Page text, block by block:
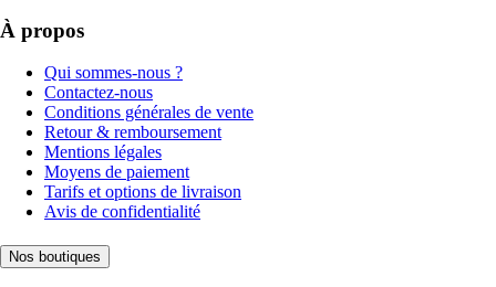
À propos
Qui sommes-nous ?
Contactez-nous
Conditions générales de vente
Retour & remboursement
Mentions légales
Moyens de paiement
Tarifs et options de livraison
Avis de confidentialité
Nos boutiques